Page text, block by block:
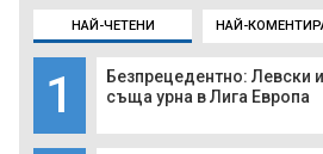
НАЙ-ЧЕТЕНИ НАЙ-
1
Безпрецедентно: Левски
съща урна в Лига Европа